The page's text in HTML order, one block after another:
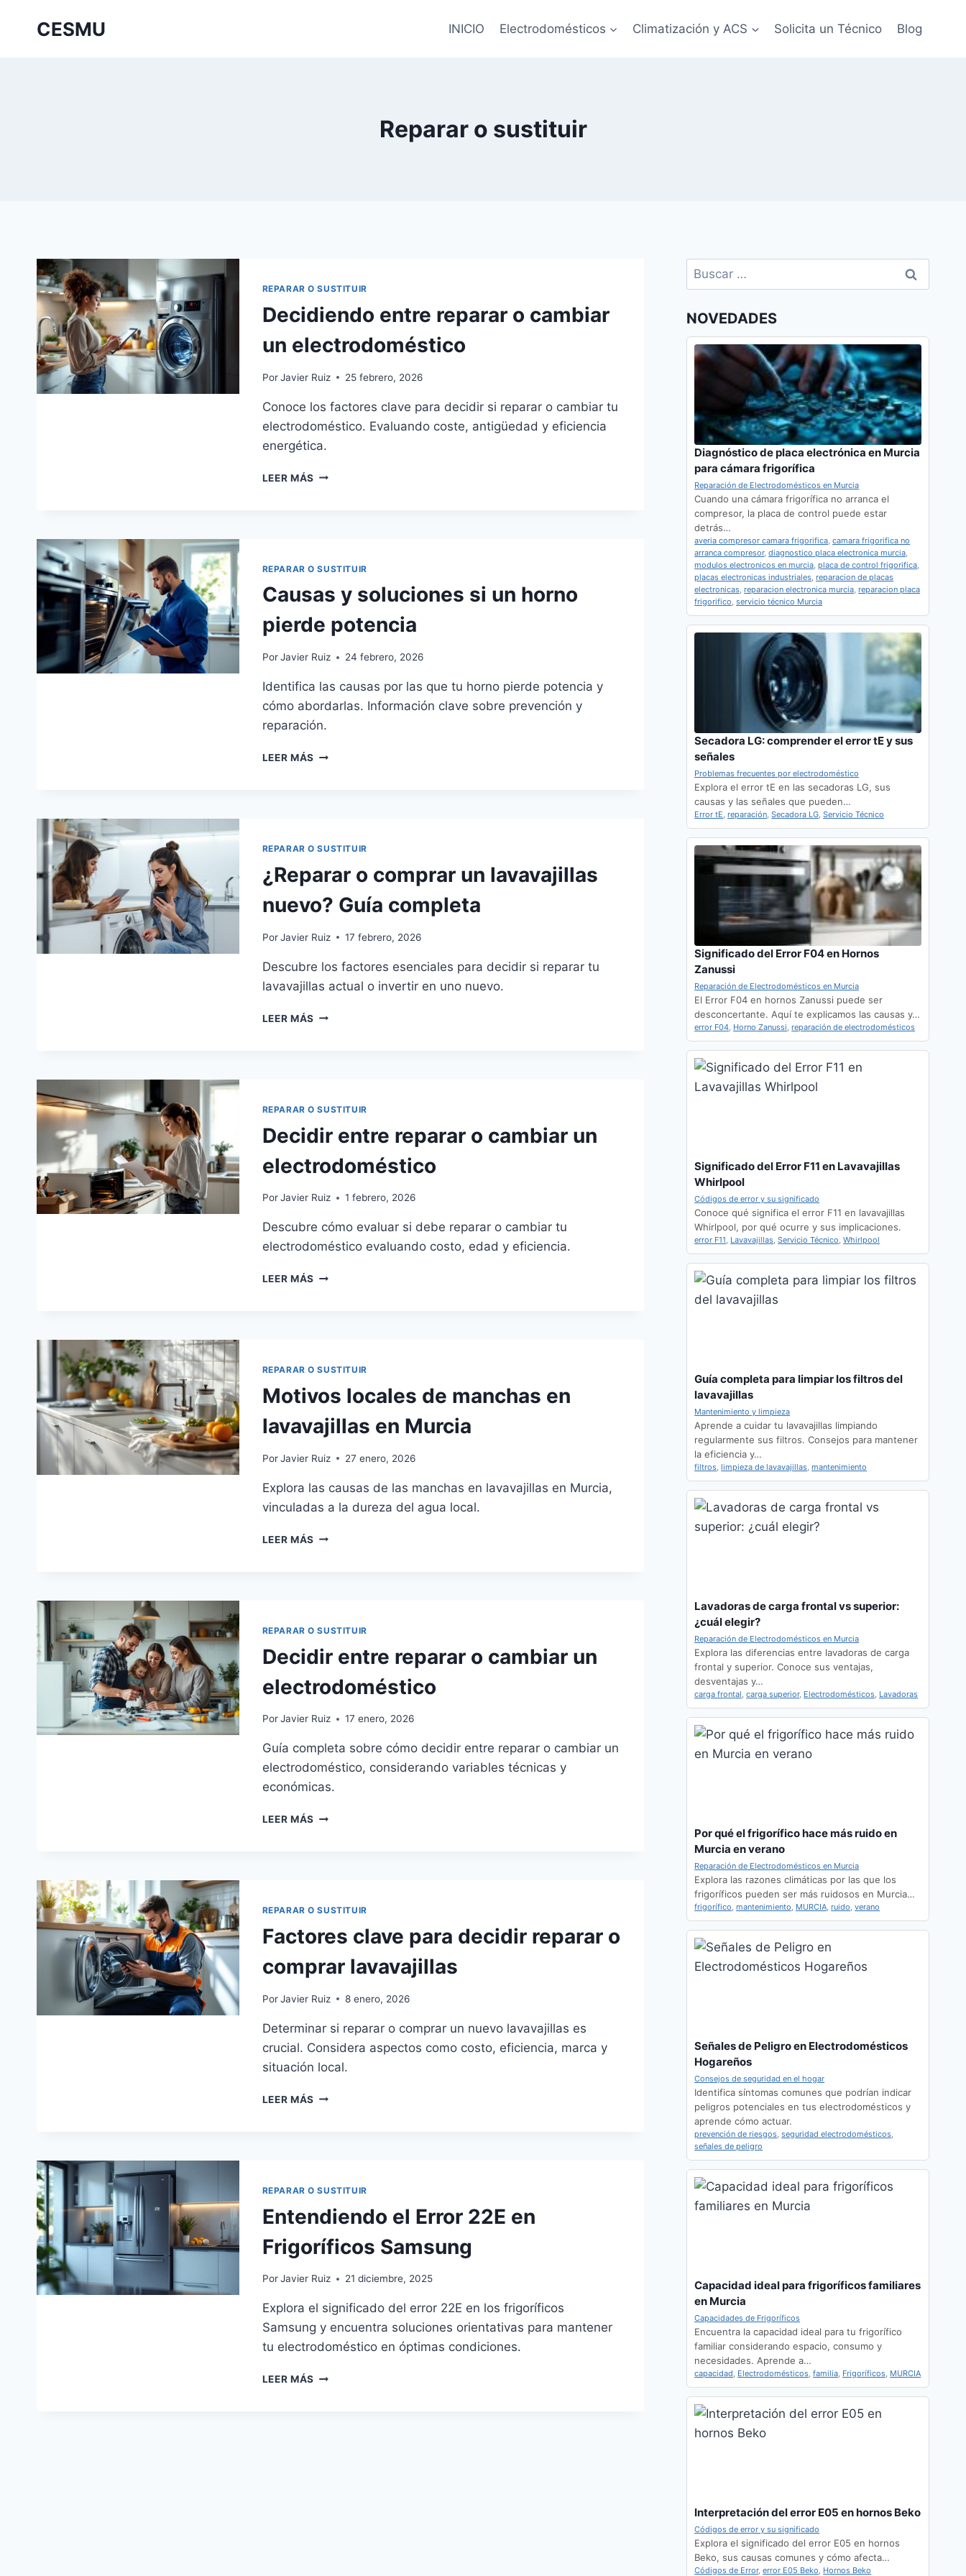
CESMU INICIO Electrodomésticos Climatización y ACS Solicita un Técnico Blog
Reparar o sustituir
REPARAR O SUSTITUIR
Decidiendo entre reparar o cambiar
un electrodoméstico
Por Javier Ruiz 25 febrero, 2026
Conoce los factores clave para decidir si reparar o cambiar tu
electrodoméstico. Evaluando coste, antigüedad y eficiencia
energética.
LEER MÁS DECIDIENDO
ELECTRODOMÉSTICO
REPARAR O SUSTITUIR
Causas y soluciones si un horno
pierde potencia
Por Javier Ruiz 24 febrero, 2026
Identifica las causas por las que tu horno pierde potencia y
cómo abordarlas. Información clave sobre prevención y
reparación.
LEER MÁS CAUSAS
PIERDE
REPARAR O SUSTITUIR
¿Reparar o comprar un lavavajillas
nuevo? Guía completa
Por Javier Ruiz 17 febrero, 2026
Descubre los factores esenciales para decidir si reparar tu
lavavajillas actual o invertir en uno nuevo.
LEER MÁS ¿REPARAR
GUÍA
REPARAR O SUSTITUIR
Decidir entre reparar o cambiar un
electrodoméstico
Por Javier Ruiz 1 febrero, 2026
Descubre cómo evaluar si debe reparar o cambiar tu
electrodoméstico evaluando costo, edad y eficiencia.
LEER MÁS DECIDIR
ELECTRODOMÉSTICO
REPARAR O SUSTITUIR
Motivos locales de manchas en
lavavajillas en Murcia
Por Javier Ruiz 27 enero, 2026
Explora las causas de las manchas en lavavajillas en Murcia,
vinculadas a la dureza del agua local.
LEER MÁS MOTIVOS
EN
REPARAR O SUSTITUIR
Decidir entre reparar o cambiar un
electrodoméstico
Por Javier Ruiz 17 enero, 2026
Guía completa sobre cómo decidir entre reparar o cambiar un
electrodoméstico, considerando variables técnicas y
económicas.
LEER MÁS DECIDIR
ELECTRODOMÉSTICO
REPARAR O SUSTITUIR
Factores clave para decidir reparar o
comprar lavavajillas
Por Javier Ruiz 8 enero, 2026
Determinar si reparar o comprar un nuevo lavavajillas es
crucial. Considera aspectos como costo, eficiencia, marca y
situación local.
LEER MÁS FACTORES
COMPRAR
REPARAR O SUSTITUIR
Entendiendo el Error 22E en
Frigoríficos Samsung
Por Javier Ruiz 21 diciembre, 2025
Explora el significado del error 22E en los frigoríficos
Samsung y encuentra soluciones orientativas para mantener
tu electrodoméstico en óptimas condiciones.
LEER MÁS ENTENDIENDO
Buscar:
NOVEDADES
Diagnóstico de placa electrónica en Murcia
para cámara frigorífica
Reparación de Electrodomésticos en Murcia
Cuando una cámara frigorífica no arranca el
compresor, la placa de control puede estar
detrás…
averia compresor camara frigorifica,camara frigorifica no
arranca compresor,diagnostico placa electronica murcia,
modulos electronicos en murcia,placa de control frigorifica,
placas electronicas industriales,reparacion de placas
electronicas,reparacion electronica murcia,reparacion placa
frigorifico,servicio técnico Murcia
Secadora LG: comprender el error tE y sus
señales
Problemas frecuentes por electrodoméstico
Explora el error tE en las secadoras LG, sus
causas y las señales que pueden…
Error tE,reparación,Secadora LG,Servicio Técnico
Significado del Error F04 en Hornos
Zanussi
Reparación de Electrodomésticos en Murcia
El Error F04 en hornos Zanussi puede ser
desconcertante. Aquí te explicamos las causas y…
error F04, Horno Zanussi,reparación de electrodomésticos
Significado del Error F11 en Lavavajillas
Whirlpool
Códigos de error y su significado
Conoce qué significa el error F11 en lavavajillas
Whirlpool, por qué ocurre y sus implicaciones.
error F11, Lavavajillas,Servicio Técnico,Whirlpool
Guía completa para limpiar los filtros del
lavavajillas
Mantenimiento y limpieza
Aprende a cuidar tu lavavajillas limpiando
regularmente sus filtros. Consejos para mantener
la eficiencia y…
filtros,limpieza de lavavajillas,mantenimiento
Lavadoras de carga frontal vs superior:
¿cuál elegir?
Reparación de Electrodomésticos en Murcia
Explora las diferencias entre lavadoras de carga
frontal y superior. Conoce sus ventajas,
desventajas y…
carga frontal,carga superior, Electrodomésticos, Lavadoras
Por qué el frigorífico hace más ruido en
Murcia en verano
Reparación de Electrodomésticos en Murcia
Explora las razones climáticas por las que los
frigoríficos pueden ser más ruidosos en Murcia…
frigorífico,mantenimiento, MURCIA,ruido,verano
Señales de Peligro en Electrodomésticos
Hogareños
Consejos de seguridad en el hogar
Identifica síntomas comunes que podrían indicar
peligros potenciales en tus electrodomésticos y
aprende cómo actuar.
prevención de riesgos,seguridad electrodomésticos,
señales de peligro
Capacidad ideal para frigoríficos familiares
en Murcia
Capacidades de Frigoríficos
Encuentra la capacidad ideal para tu frigorífico
familiar considerando espacio, consumo y
necesidades. Aprende a…
capacidad, Electrodomésticos,familia, Frigoríficos, MURCIA
Interpretación del error E05 en hornos Beko
Códigos de error y su significado
Explora el significado del error E05 en hornos
Beko, sus causas comunes y cómo afecta…
Códigos de Error,error E05 Beko, Hornos Beko